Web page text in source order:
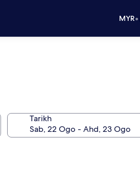
MYR•
Tarikh